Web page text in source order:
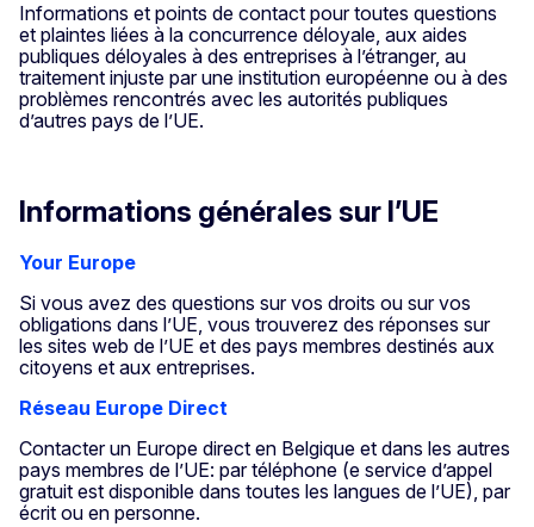
Informations et points de contact pour toutes questions
et plaintes liées à la concurrence déloyale, aux aides
publiques déloyales à des entreprises à l’étranger, au
traitement injuste par une institution européenne ou à des
problèmes rencontrés avec les autorités publiques
d’autres pays de l’UE.
Informations générales sur l’UE
Your Europe
Si vous avez des questions sur vos droits ou sur vos
obligations dans l’UE, vous trouverez des réponses sur
les sites web de l’UE et des pays membres destinés aux
citoyens et aux entreprises.
Réseau Europe Direct
Contacter un Europe direct en Belgique et dans les autres
pays membres de l’UE: par téléphone (e service d’appel
gratuit est disponible dans toutes les langues de l’UE), par
écrit ou en personne.